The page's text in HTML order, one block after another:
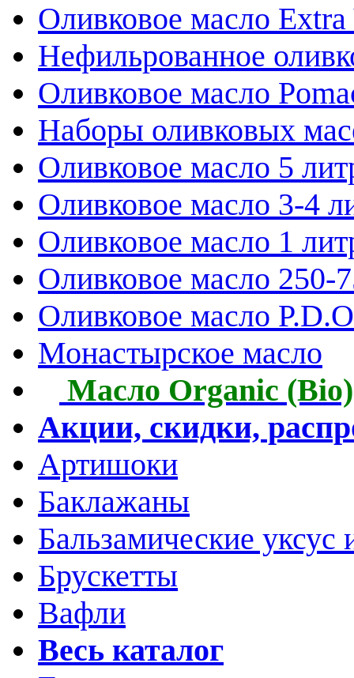
Оливковое масло
Нефильрованное
Оливковое масло
Наборы оливковых
Оливковое масло 5
Оливковое масло 3-4
Оливковое масло 1
Оливковое масло 250-
Оливковое масло
Монастырское масло
Масло Organic (Bio)
Акции, скидки,
Артишоки
Баклажаны
Бальзамические уксус
Брускетты
Вафли
Весь каталог